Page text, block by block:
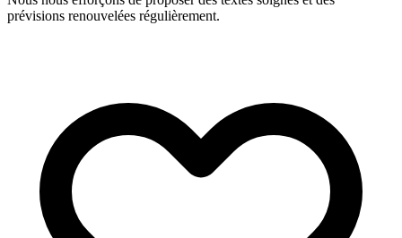
prévisions renouvelées régulièrement.